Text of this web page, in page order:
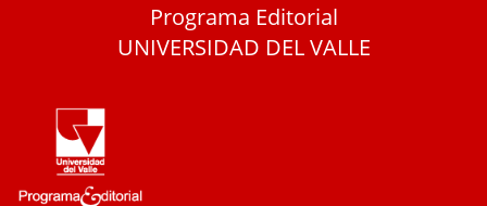
Programa Editorial
UNIVERSIDAD DEL VALLE